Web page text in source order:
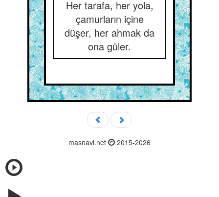
Her tarafa, her yola,
çamurların içine
düşer, her ahmak da
ona güler.
masnavi.net 2015-2026